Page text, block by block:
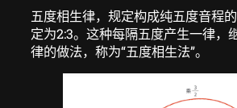
五度相生律，规定构成纯五度音程
定为2:3。这种每隔五度产生一律，
律的做法，称为“五度相生法”。